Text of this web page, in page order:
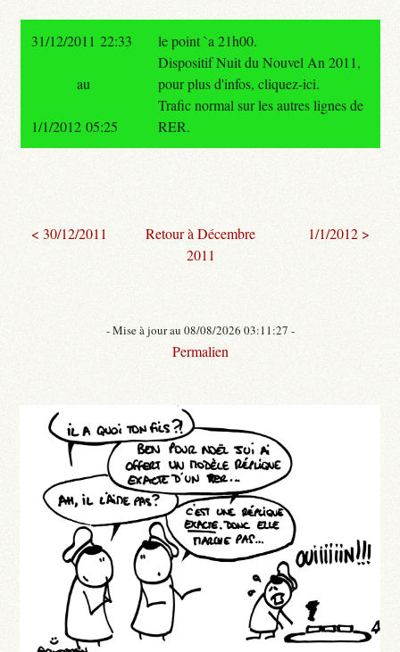
31/12/2011 22:33
le point `a 21h00.
Dispositif Nuit du Nouvel An 2011,
pour plus d'infos, cliquez-ici.
Trafic normal sur les autres lignes de
RER.
au
1/1/2012 05:25
< 30/12/2011
Retour à Décembre
2011
1/1/2012 >
- Mise à jour au 08/08/2026 03:11:27 -
Permalien